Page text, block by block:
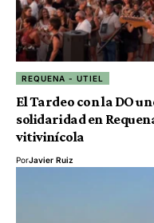
REQUENA - UTIEL
El Tardeo con la DO
solidaridad en
vitivinícola
PorJavier Ruiz